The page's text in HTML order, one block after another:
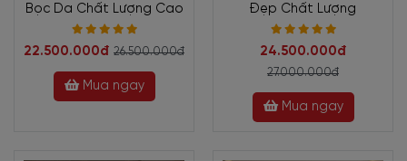
Bọc Da Chất Lượng Cao
22.500.000đ 26.500.000đ
Mua ngay
Đẹp Chất Lượng
24.500.000đ
27.000.000đ
Mua ngay